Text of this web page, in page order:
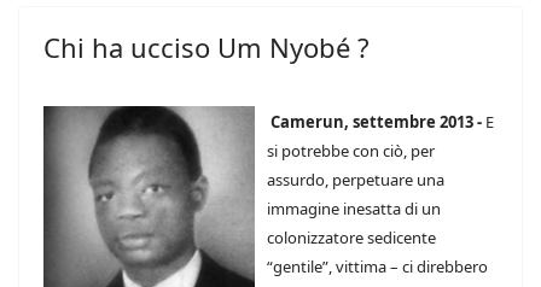
Chi ha ucciso Um Nyobé ?
Camerun, settembre 2013 - E
si potrebbe con ciò, per
assurdo, perpetuare una
immagine inesatta di un
colonizzatore sedicente
“gentile”, vittima – ci direbbero